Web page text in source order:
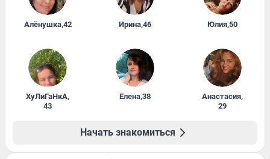
Алёнушка,42 Ирина,46 Юлия,50
ХуЛиГаНкА,
43
Елена,38 Анастасия,
29
Начать знакомиться